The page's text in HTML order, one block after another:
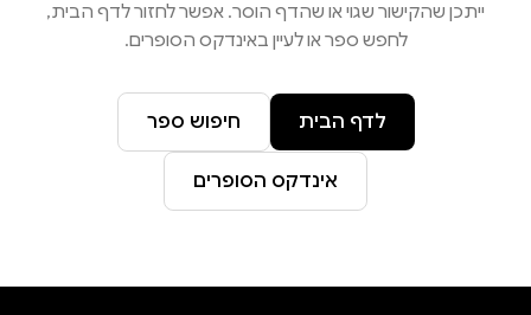
ייתכן שהקישור שגוי או שהדף הוסר. אפשר לחזור לדף הבית,
לחפש ספר או לעיין באינדקס הסופרים.
לדף הבית חיפוש ספר
אינדקס הסופרים